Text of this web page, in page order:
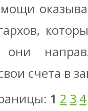
счета в
1 2 3 4